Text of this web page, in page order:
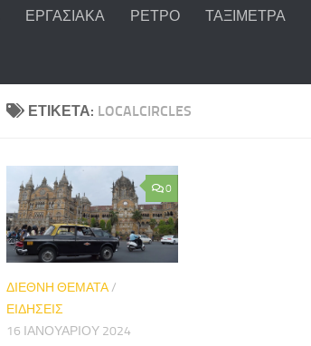
ΕΡΓΑΣΙΑΚΑ ΡΕΤΡΟ ΤΑΞΙΜΕΤΡΑ
ΕΤΙΚΈΤΑ: LOCALCIRCLES
0
ΔΙΕΘΝΗ ΘΕΜΑΤΑ/
ΕΙΔΗΣΕΙΣ
16 ΙΑΝΟΥΑΡΊΟΥ 2024